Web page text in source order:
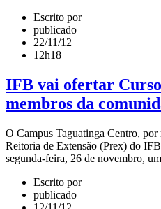
Escrito por
publicado
22/11/12
12h18
IFB vai ofertar
membros da
O Campus Taguatinga Centro,
Reitoria de Extensão (Prex) do
segunda-feira, 26 de novembro,
Escrito por
publicado